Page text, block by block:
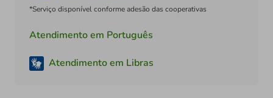
*Serviço disponível conforme adesão das cooperativas
Atendimento em Português
Atendimento em Libras